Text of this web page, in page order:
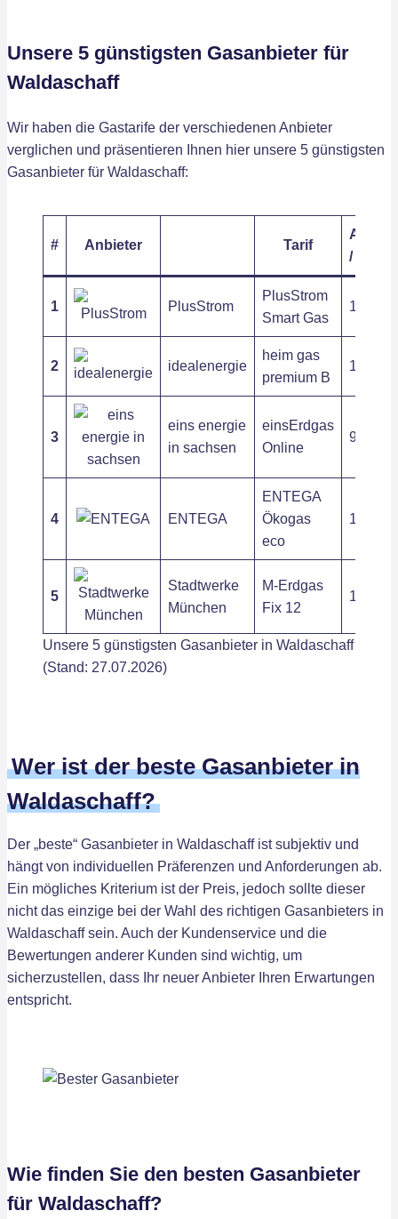
Unsere 5 günstigsten Gasanbieter für
Waldaschaff
Wir haben die Gastarife der verschiedenen Anbieter
verglichen und präsentieren Ihnen hier unsere 5 günstigsten
Gasanbieter für Waldaschaff:
# Anbieter Tarif
/ kWh
1 PlusStrom
PlusStrom
Smart Gas
11,06 ct
2 idealenergie
heim gas
premium B
10,74 ct
3
eins energie
in sachsen
einsErdgas
Online
9,71 ct
4 ENTEGA
ENTEGA
Ökogas
eco
10,45 ct
5
Stadtwerke
München
M-Erdgas
Fix 12
11,22 ct
Unsere 5 günstigsten Gasanbieter in Waldaschaff
(Stand: 27.07.2026)
Wer ist der beste Gasanbieter in
Waldaschaff?
Der „beste“ Gasanbieter in Waldaschaff ist subjektiv und
hängt von individuellen Präferenzen und Anforderungen ab.
Ein mögliches Kriterium ist der Preis, jedoch sollte dieser
nicht das einzige bei der Wahl des richtigen Gasanbieters in
Waldaschaff sein. Auch der Kundenservice und die
Bewertungen anderer Kunden sind wichtig, um
sicherzustellen, dass Ihr neuer Anbieter Ihren Erwartungen
entspricht.
Wie finden Sie den besten Gasanbieter
für Waldaschaff?